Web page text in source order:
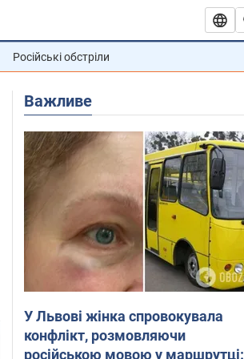
Російські обстріли
Важливе
У Львові жінка спровокувала
конфлікт, розмовляючи
російською мовою у маршрутці: